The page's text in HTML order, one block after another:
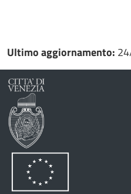
Ultimo aggiornamento: